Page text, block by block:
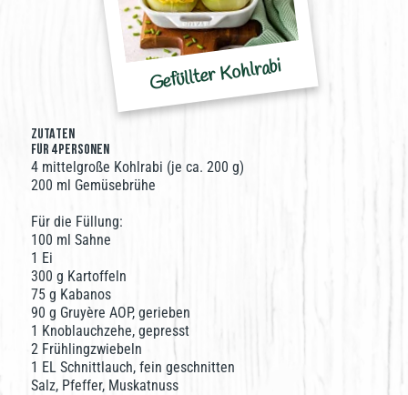
Gefüllter Kohlrabi
ZUTATEN
FÜR 4 Personen
4 mittelgroße Kohlrabi (je ca. 200 g)
200 ml Gemüsebrühe
Für die Füllung:
100 ml Sahne
1 Ei
300 g Kartoffeln
75 g Kabanos
90 g Gruyère AOP, gerieben
1 Knoblauchzehe, gepresst
2 Frühlingzwiebeln
1 EL Schnittlauch, fein geschnitten
Salz, Pfeffer, Muskatnuss